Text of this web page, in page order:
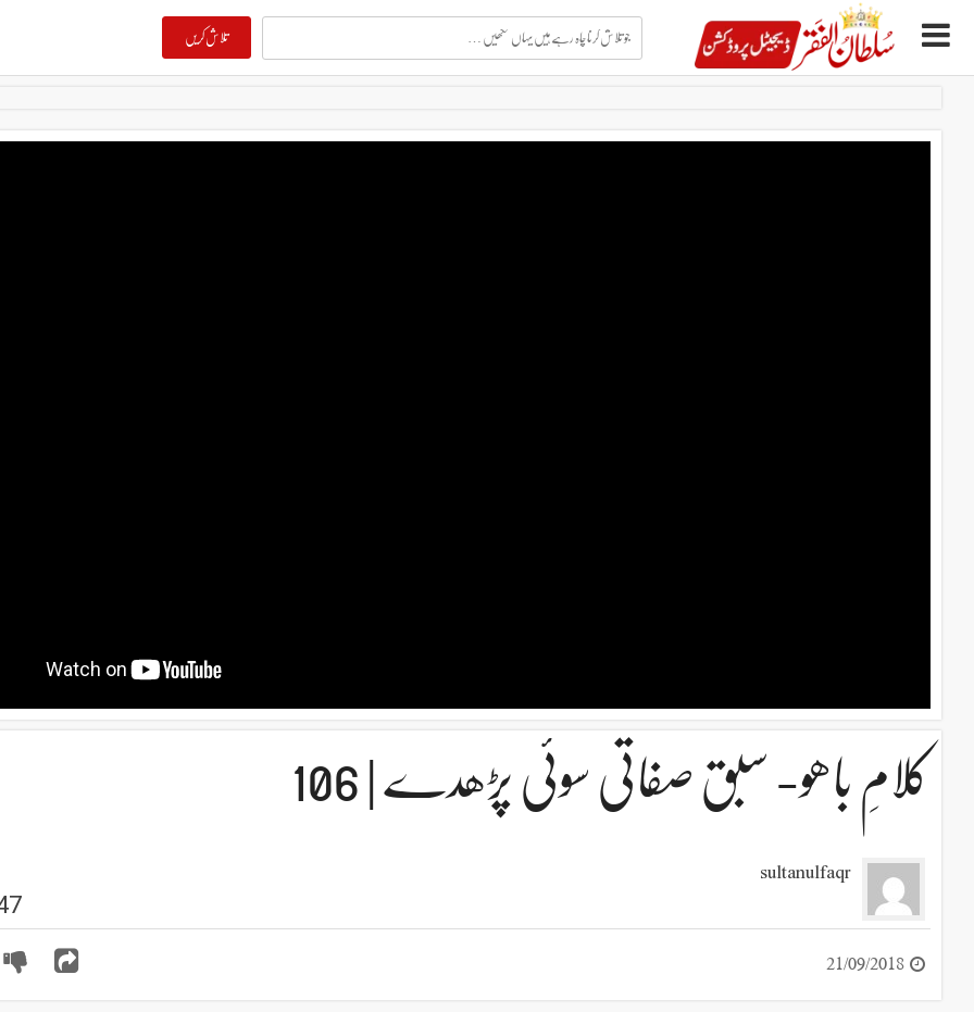
تلاش
کرنا
کلامِ باھو- سبق صفاتی سوئی پڑھدے | 106
sultanulfaqr
21/09/2018